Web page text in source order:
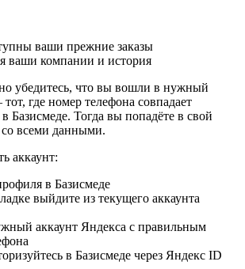
ваши прежние заказы
ваши компании и история
убедитесь, что вы вошли в нужный
где номер телефона совпадает
Базисмеде. Тогда вы попадёте в свой
всеми данными.
аккаунт:
в Базисмеде
выйдите из текущего аккаунта
аккаунт Яндекса с правильным
в Базисмеде через Яндекс ID